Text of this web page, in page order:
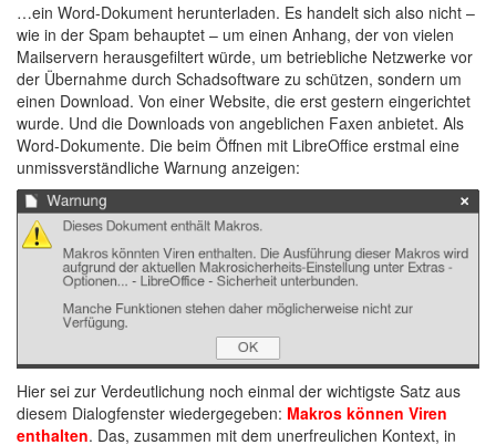
…ein Word-Dokument herunterladen. Es handelt sich also nicht –
wie in der Spam behauptet – um einen Anhang, der von vielen
Mailservern herausgefiltert würde, um betriebliche Netzwerke vor
der Übernahme durch Schadsoftware zu schützen, sondern um
einen Download. Von einer Website, die erst gestern eingerichtet
wurde. Und die Downloads von angeblichen Faxen anbietet. Als
Word-Dokumente. Die beim Öffnen mit LibreOffice erstmal eine
unmissverständliche Warnung anzeigen:
Hier sei zur Verdeutlichung noch einmal der wichtigste Satz aus
diesem Dialogfenster wiedergegeben: Makros können Viren
enthalten. Das, zusammen mit dem unerfreulichen Kontext, in